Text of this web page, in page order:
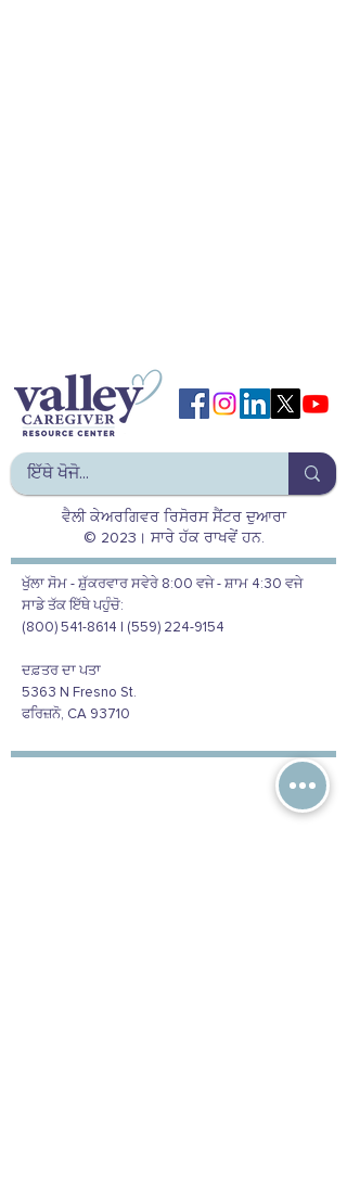
ਵੈਲੀ ਕੇਅਰਗਿਵਰ ਰਿਸੋਰਸ ਸੈਂਟਰ ਦੁਆਰਾ
© 2023। ਸਾਰੇ ਹੱਕ ਰਾਖਵੇਂ ਹਨ.
ਖੁੱਲਾ ਸੋਮ - ਸ਼ੁੱਕਰਵਾਰ ਸਵੇਰੇ 8:00 ਵਜੇ - ਸ਼ਾਮ 4:30 ਵਜੇ
ਸਾਡੇ ਤੱਕ ਇੱਥੇ ਪਹੁੰਚੋ:
(800) 541-8614 | (559) 224-9154
ਦਫ਼ਤਰ ਦਾ ਪਤਾ
5363 N Fresno St.
ਫਰਿਜ਼ਨੋ, CA 93710